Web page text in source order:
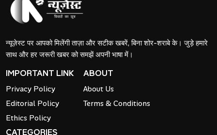
न्यूज़ेस्ट पर आपको मिलेंगी ताज़ा और सटीक खबरें, बिना शोर-शराबे के। जुड़े हमारे
साथ और हर जरूरी खबर को समझें अपनी भाषा में।
IMPORTANT LINK
Privacy Policy
Editorial Policy
Ethics Policy
ABOUT
About Us
Terms & Conditions
CATEGORIES